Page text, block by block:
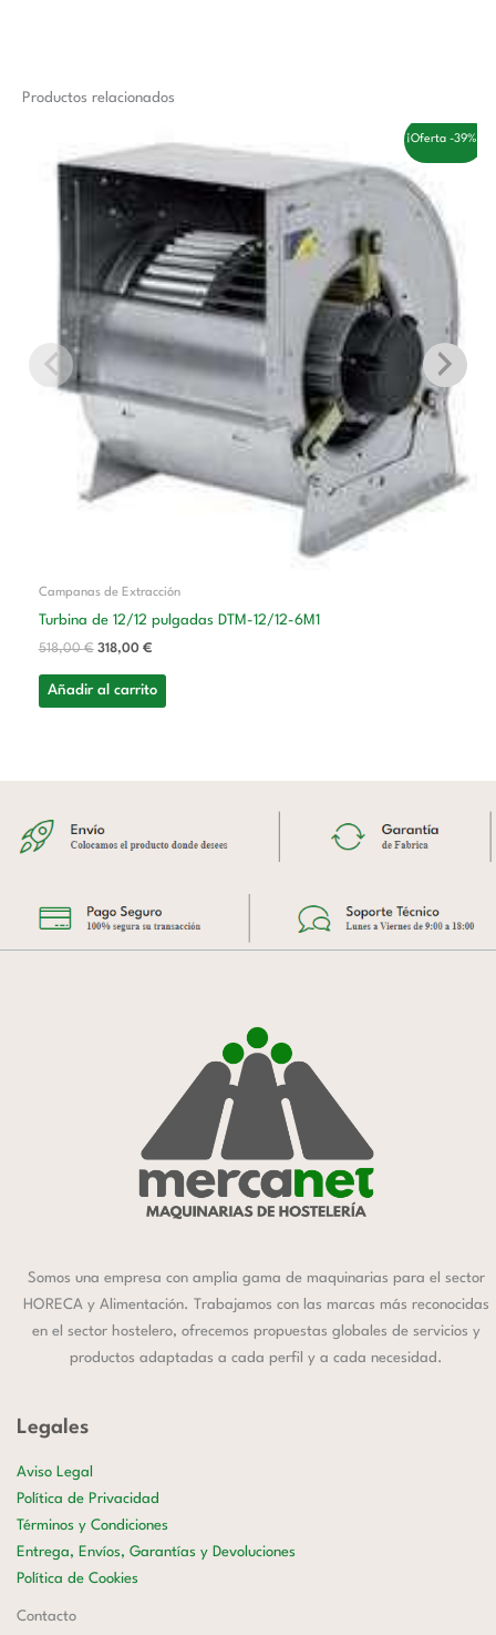
Productos relacionados
¡Oferta -39%!
Campanas de Extracción
Turbina de 12/12 pulgadas DTM-12/12-6M1
518,00€
precio
original
era:
518,00 €.
318,00 €
actual
318,00 €.
Añadir al carrito
Somos una empresa con amplia gama de maquinarias para el sector
HORECA y Alimentación. Trabajamos con las marcas más reconocidas
en el sector hostelero, ofrecemos propuestas globales de servicios y
productos adaptadas a cada perfil y a cada necesidad.
Legales
Aviso Legal
Política de Privacidad
Términos y Condiciones
Entrega, Envíos, Garantías y Devoluciones
Política de Cookies
Contacto